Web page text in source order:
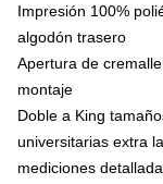
Impresión 100%
algodón trasero
Apertura de
montaje
Doble a King
universitarias extra
mediciones